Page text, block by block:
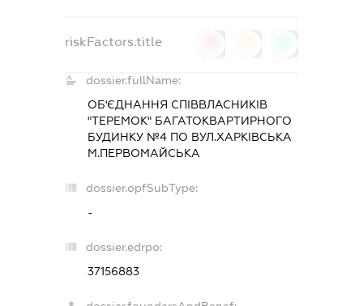
riskFactors.title
dossier.fullName:
ОБ'ЄДНАННЯ СПІВВЛАСНИКІВ
"ТЕРЕМОК" БАГАТОКВАРТИРНОГО
БУДИНКУ №4 ПО ВУЛ.ХАРКІВСЬКА
М.ПЕРВОМАЙСЬКА
dossier.opfSubType:
-
dossier.edrpo:
37156883